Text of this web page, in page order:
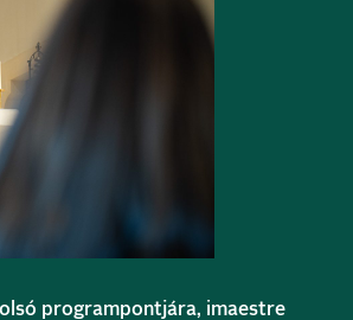
programpontjára, imaestre